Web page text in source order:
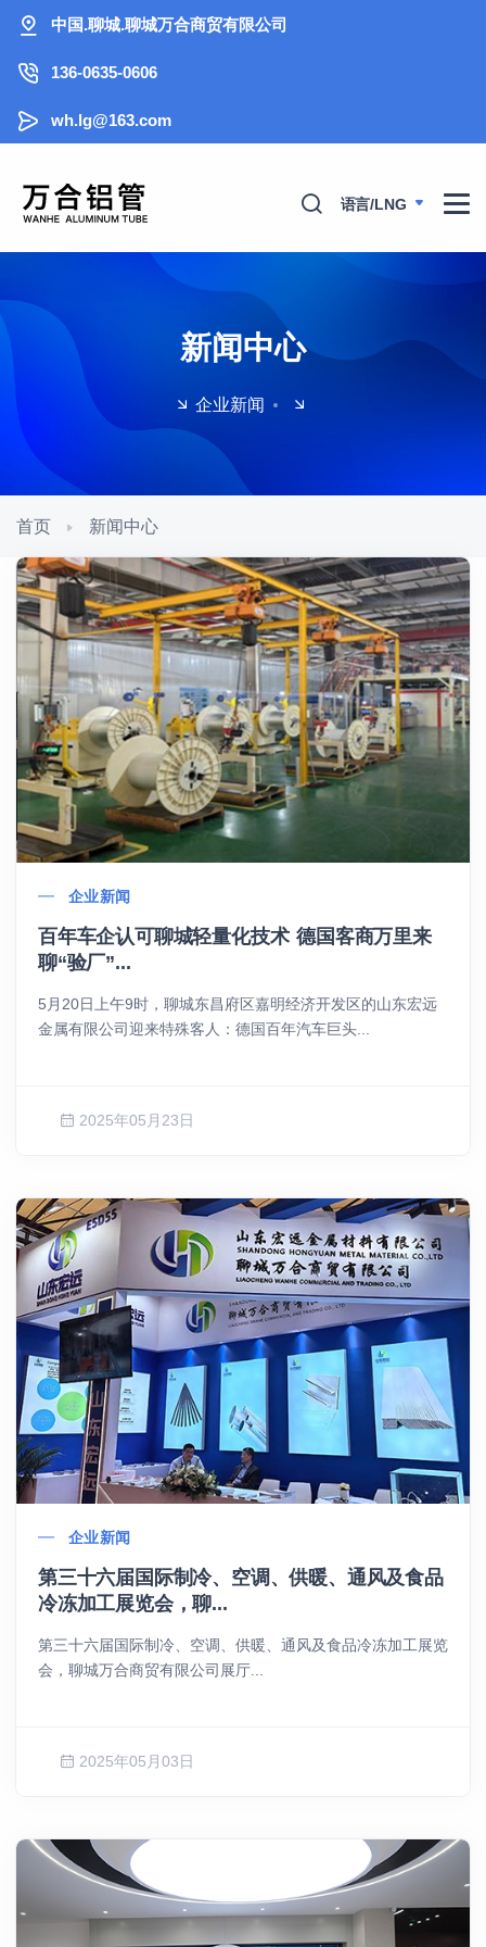
中国.聊城.聊城万合商贸有限公司
136-0635-0606
wh.lg@163.com
语言/LNG
新闻中心
企业新闻
首页 新闻中心
企业新闻
百年车企认可聊城轻量化技术 德国客商万里来
聊“验厂”...
5月20日上午9时，聊城东昌府区嘉明经济开发区的山东宏远
金属有限公司迎来特殊客人：德国百年汽车巨头...
2025年05月23日
企业新闻
第三十六届国际制冷、空调、供暖、通风及食品
冷冻加工展览会，聊...
第三十六届国际制冷、空调、供暖、通风及食品冷冻加工展览
会，聊城万合商贸有限公司展厅...
2025年05月03日